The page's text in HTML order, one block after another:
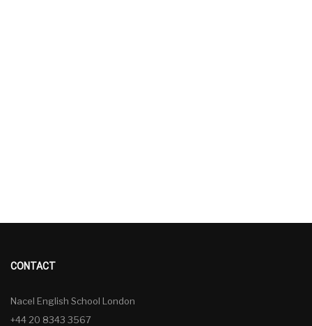
CONTACT
Nacel English School London
+44 20 8343 3567